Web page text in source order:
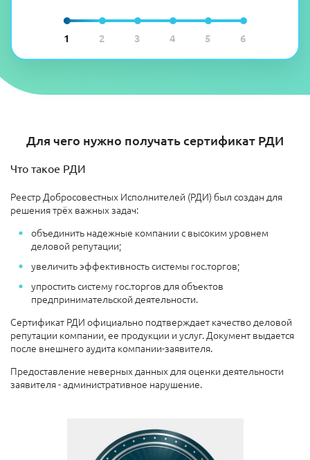
1 2 3 4 5 6
Для чего нужно получать сертификат РДИ
Что такое РДИ
Реестр Добросовестных Исполнителей (РДИ) был создан для
решения трёх важных задач:
объединить надежные компании с высоким уровнем
деловой репутации;
увеличить эффективность системы гос.торгов;
упростить систему гос.торгов для объектов
предпринимательской деятельности.
Сертификат РДИ официально подтверждает качество деловой
репутации компании, ее продукции и услуг. Документ выдается
после внешнего аудита компании-заявителя.
Предоставление неверных данных для оценки деятельности
заявителя - административное нарушение.